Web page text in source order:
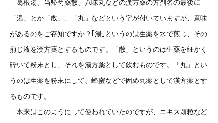
葛根湯、当帰芍薬散、八味丸などの漢方薬の方剤名の最後に
「湯」とか「散」、「丸」などという字が付いていますが、意味
があるのをご存知ですか？｢湯｣というのは生薬を水で煎じ、その
煎じ液を漢方薬とするものです。「散」というのは生薬を細かく
砕いて粉末とし、それを漢方薬として飲むものです。「丸」とい
うのは生薬を粉末にして、蜂蜜などで固め丸薬として漢方薬とす
るものです。
本来はこのようにして使われていたのですが、エキス顆粒など